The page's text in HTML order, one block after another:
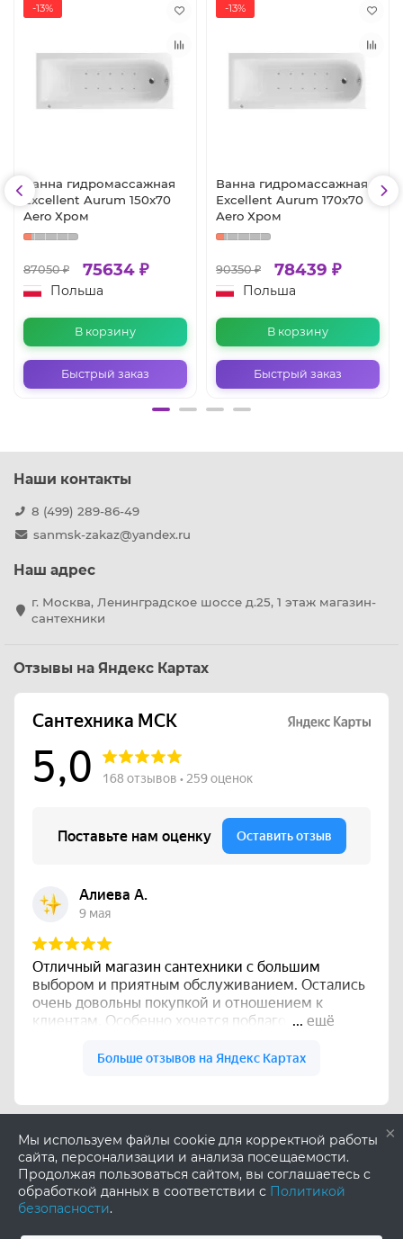
×
Мы используем файлы cookie для корректной работы
сайта, персонализации и анализа посещаемости.
Продолжая пользоваться сайтом, вы соглашаетесь с
обработкой данных в соответствии с Политикой
безопасности.
-13%
Ванна гидромассажная
Excellent Aurum 150x70
Aero Хром
87050 ₽ 75634 ₽
Польша
В корзину
Быстрый заказ
-13%
Ванна гидромассажная
Excellent Aurum 170x70
Aero Хром
90350 ₽ 78439 ₽
Польша
В корзину
Быстрый заказ
Наши контакты
8 (499) 289-86-49
sanmsk-zakaz@yandex.ru
Наш адрес
г. Москва, Ленинградское шоссе д.25, 1 этаж магазин-
сантехники
Отзывы на Яндекс Картах